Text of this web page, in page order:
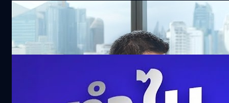
ไทยพร้อม! จัดประชุม 2026 IMF-World Bank
Group Annual Meetings ชี้ชะตาเศรษฐกิจ
โลก-พลิกฟื้นเศรษฐกิจไทย
38.8k views 4 days ago
301.8k views 12 days ago